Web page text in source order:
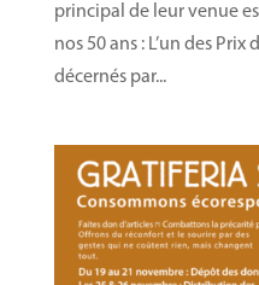
principal de leur venue
nos 50 ans : L’un des Prix
décernés par...